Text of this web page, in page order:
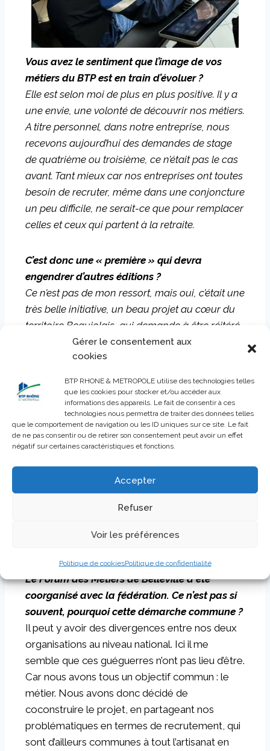
Gérer le consentement aux
cookies
BTP RHONE & METROPOLE utilise des technologies telles
que les cookies pour stocker et/ou accéder aux
informations des appareils. Le fait de consentir à ces
technologies nous permettra de traiter des données telles
que le comportement de navigation ou les ID uniques sur ce site. Le fait
de ne pas consentir ou de retirer son consentement peut avoir un effet
négatif sur certaines caractéristiques et fonctions.
Accepter
Refuser
Voir les préférences
Politique de cookiesPolitique de confidentialité
Vous avez le sentiment que l’image de vos
métiers du BTP est en train d’évoluer ?
Elle est selon moi de plus en plus positive. Il y a
une envie, une volonté de découvrir nos métiers.
A titre personnel, dans notre entreprise, nous
recevons aujourd’hui des demandes de stage
de quatrième ou troisième, ce n’était pas le cas
avant. Tant mieux car nos entreprises ont toutes
besoin de recruter, même dans une conjoncture
un peu difficile, ne serait-ce que pour remplacer
celles et ceux qui partent à la retraite.
C’est donc une « première » qui devra
engendrer d’autres éditions ?
Ce n’est pas de mon ressort, mais oui, c’était une
très belle initiative, un beau projet au cœur du
territoire Beaujolais, qui demande à être réitéré,
peut-être un an sur deux. Le forum a également
été une réussite parce que nous l’avons
connaissent évidemment les mêmes
problématiques de recrutement que nous.
L’union fait la force.
évolue dans le bon sens »
Liv-Sonia Pirodon dirige Illuminance, une
Le Forum des Métiers de Belleville a été
coorganisé avec la fédération. Ce n’est pas si
souvent, pourquoi cette démarche commune ?
Il peut y avoir des divergences entre nos deux
organisations au niveau national. Ici il me
semble que ces guéguerres n’ont pas lieu d’être.
Car nous avons tous un objectif commun : le
métier. Nous avons donc décidé de
coconstruire le projet, en partageant nos
problématiques en termes de recrutement, qui
sont d’ailleurs communes à tout l’artisanat en